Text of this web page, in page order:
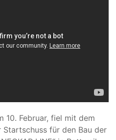
10. Februar, fiel mit dem
für den Bau der